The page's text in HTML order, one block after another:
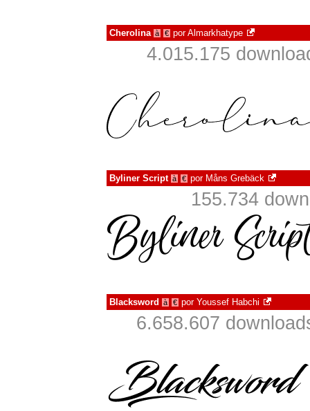
Cherolina à € porAlmarkhatype
4.015.175
Byliner Script à € por Måns Grebäck
155.734
Blacksword à € por Youssef Habchi
6.658.607